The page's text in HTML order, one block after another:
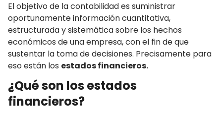
El objetivo de la contabilidad es suministrar
oportunamente información cuantitativa,
estructurada y sistemática sobre los hechos
económicos de una empresa, con el fin de que
sustentar la toma de decisiones. Precisamente para
eso están los estados financieros.
¿Qué son los estados
financieros?